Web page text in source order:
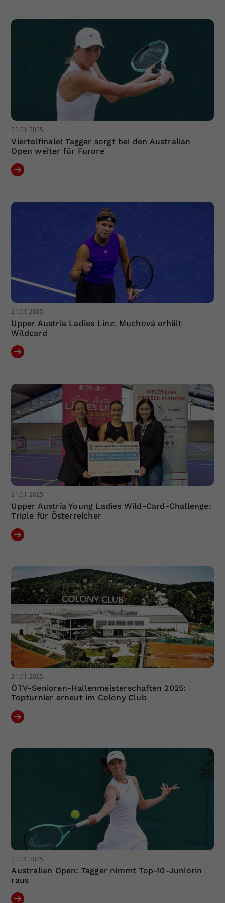
22.01.2025
Viertelfinale! Tagger sorgt bei den Australian
Open weiter für Furore
21.01.2025
Upper Austria Ladies Linz: Muchová erhält
Wildcard
21.01.2025
Upper Austria Young Ladies Wild-Card-Challenge:
Triple für Österreicher
21.01.2025
ÖTV-Senioren-Hallenmeisterschaften 2025:
Topturnier erneut im Colony Club
21.01.2025
Australian Open: Tagger nimmt Top-10-Juniorin
raus
zufällig generierte ID, für die
historische Speicherung Ihrer
vorgenommen Einstellungen, falls der
Webseiten-Betreiber dies eingestellt
hat.